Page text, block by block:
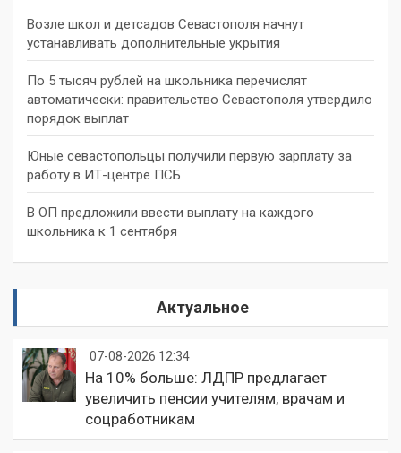
Возле школ и детсадов Севастополя начнут
устанавливать дополнительные укрытия
По 5 тысяч рублей на школьника перечислят
автоматически: правительство Севастополя утвердило
порядок выплат
Юные севастопольцы получили первую зарплату за
работу в ИТ-центре ПСБ
В ОП предложили ввести выплату на каждого
школьника к 1 сентября
Актуальное
07-08-2026 12:34
На 10% больше: ЛДПР предлагает
увеличить пенсии учителям, врачам и
соцработникам